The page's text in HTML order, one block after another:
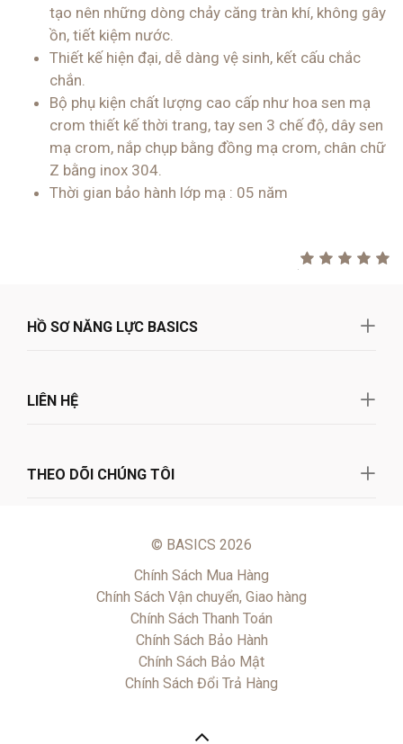
tạo nên những dòng chảy căng tràn khí, không gây
ồn, tiết kiệm nước.
Thiết kế hiện đại, dễ dàng vệ sinh, kết cấu chắc
chắn.
Bộ phụ kiện chất lượng cao cấp như hoa sen mạ
crom thiết kế thời trang, tay sen 3 chế độ, dây sen
mạ crom, nắp chụp bằng đồng mạ crom, chân chữ
Z bằng inox 304.
Thời gian bảo hành lớp mạ : 05 năm
HỒ SƠ NĂNG LỰC BASICS
LIÊN HỆ
THEO DÕI CHÚNG TÔI
© BASICS 2026
Chính Sách Mua Hàng
Chính Sách Vận chuyển, Giao hàng
Chính Sách Thanh Toán
Chính Sách Bảo Hành
Chính Sách Bảo Mật
Chính Sách Đổi Trả Hàng